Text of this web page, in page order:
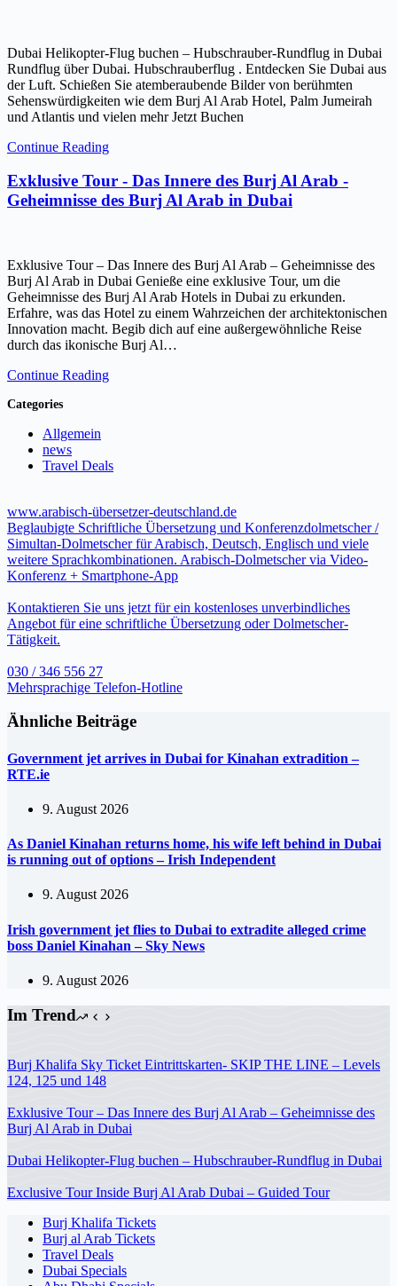
Dubai Helikopter-Flug buchen – Hubschrauber-Rundflug in Dubai
Rundflug über Dubai. Hubschrauberflug . Entdecken Sie Dubai aus
der Luft. Schießen Sie atemberaubende Bilder von berühmten
Sehenswürdigkeiten wie dem Burj Al Arab Hotel, Palm Jumeirah
und Atlantis und vielen mehr Jetzt Buchen
Continue Reading
Exklusive Tour - Das Innere des Burj Al Arab -
Geheimnisse des Burj Al Arab in Dubai
Exklusive Tour – Das Innere des Burj Al Arab – Geheimnisse des
Burj Al Arab in Dubai Genieße eine exklusive Tour, um die
Geheimnisse des Burj Al Arab Hotels in Dubai zu erkunden.
Erfahre, was das Hotel zu einem Wahrzeichen der architektonischen
Innovation macht. Begib dich auf eine außergewöhnliche Reise
durch das ikonische Burj Al…
Continue Reading
Categories
Allgemein
news
Travel Deals
www.arabisch-übersetzer-deutschland.de
Beglaubigte Schriftliche Übersetzung und Konferenzdolmetscher /
Simultan-Dolmetscher für Arabisch, Deutsch, Englisch und viele
weitere Sprachkombinationen. Arabisch-Dolmetscher via Video-
Konferenz + Smartphone-App
Kontaktieren Sie uns jetzt für ein kostenloses unverbindliches
Angebot für eine schriftliche Übersetzung oder Dolmetscher-
Tätigkeit.
030 / 346 556 27
Mehrsprachige Telefon-Hotline
Ähnliche Beiträge
Government jet arrives in Dubai for Kinahan extradition –
RTE.ie
9. August 2026
As Daniel Kinahan returns home, his wife left behind in Dubai
is running out of options – Irish Independent
9. August 2026
Irish government jet flies to Dubai to extradite alleged crime
boss Daniel Kinahan – Sky News
9. August 2026
Im Trend
Burj Khalifa Sky Ticket Eintrittskarten- SKIP THE LINE – Levels
124, 125 und 148
Exklusive Tour – Das Innere des Burj Al Arab – Geheimnisse des
Burj Al Arab in Dubai
Dubai Helikopter-Flug buchen – Hubschrauber-Rundflug in Dubai
Exclusive Tour Inside Burj Al Arab Dubai – Guided Tour
Burj Khalifa Tickets
Burj al Arab Tickets
Travel Deals
Dubai Specials